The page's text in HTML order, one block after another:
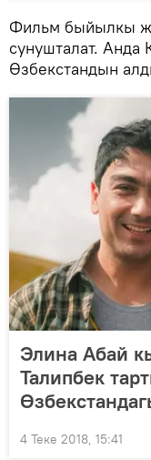
Фильм быйылкы
сунушталат. Анда
Өзбекстандын
Элина Абай
Талипбек
4 Теке 2018, 15:41